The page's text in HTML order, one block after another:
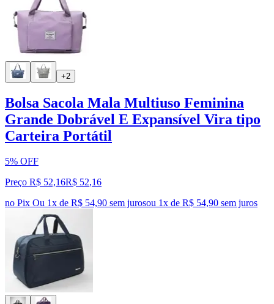
+2
Bolsa Sacola Mala Multiuso Feminina
Grande Dobrável E Expansível Vira tipo
Carteira Portátil
5% OFF
Preço R$ 52,16R$ 52,16
no Pix Ou 1x de R$ 54,90 sem jurosou 1x de R$ 54,90 sem juros